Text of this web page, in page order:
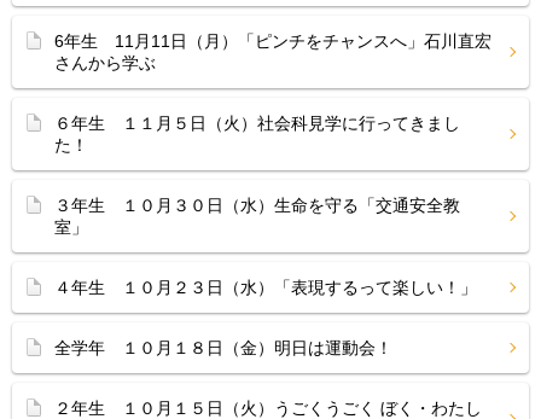
6年生 11月11日（月）「ピンチをチャンスへ」石川直宏
さんから学ぶ
６年生 １１月５日（火）社会科見学に行ってきまし
た！
３年生 １０月３０日（水）生命を守る「交通安全教
室」
４年生 １０月２３日（水）「表現するって楽しい！」
全学年 １０月１８日（金）明日は運動会！
２年生 １０月１５日（火）うごくうごく ぼく・わたし